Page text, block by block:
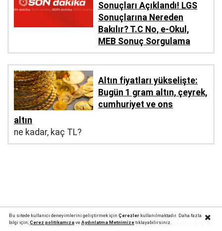
Sonuçları Açıklandı! LGS
Sonuçlarına Nereden
Bakılır? T.C No, e-Okul,
MEB Sonuç Sorgulama
Altın fiyatları yükselişte:
Bugün 1 gram altın, çeyrek,
cumhuriyet ve ons
altın
ne kadar, kaç TL?
Bu sitede kullanıcı deneyimlerini geliştirmek için Çerezlerkullanılmaktadır. Daha fazla
bilgi için;Çerez politikamızaveAydınlatma Metnimizetıklayabilirsiniz.Reklamı Kapat